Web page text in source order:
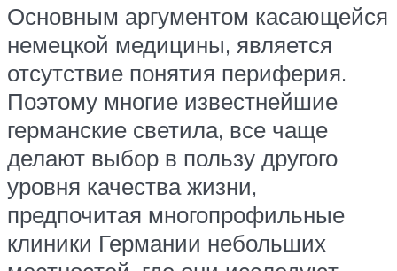
Основным аргументом касающейся
немецкой медицины, является
отсутствие понятия периферия.
Поэтому многие известнейшие
германские светила, все чаще
делают выбор в пользу другого
уровня качества жизни,
предпочитая многопрофильные
клиники Германии небольших